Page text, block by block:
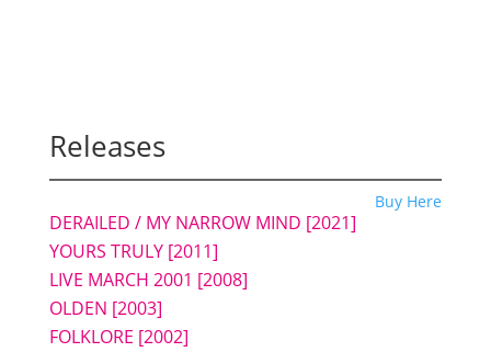
Releases
Buy Here
DERAILED / MY NARROW MIND [2021]
YOURS TRULY [2011]
LIVE MARCH 2001 [2008]
OLDEN [2003]
FOLKLORE [2002]